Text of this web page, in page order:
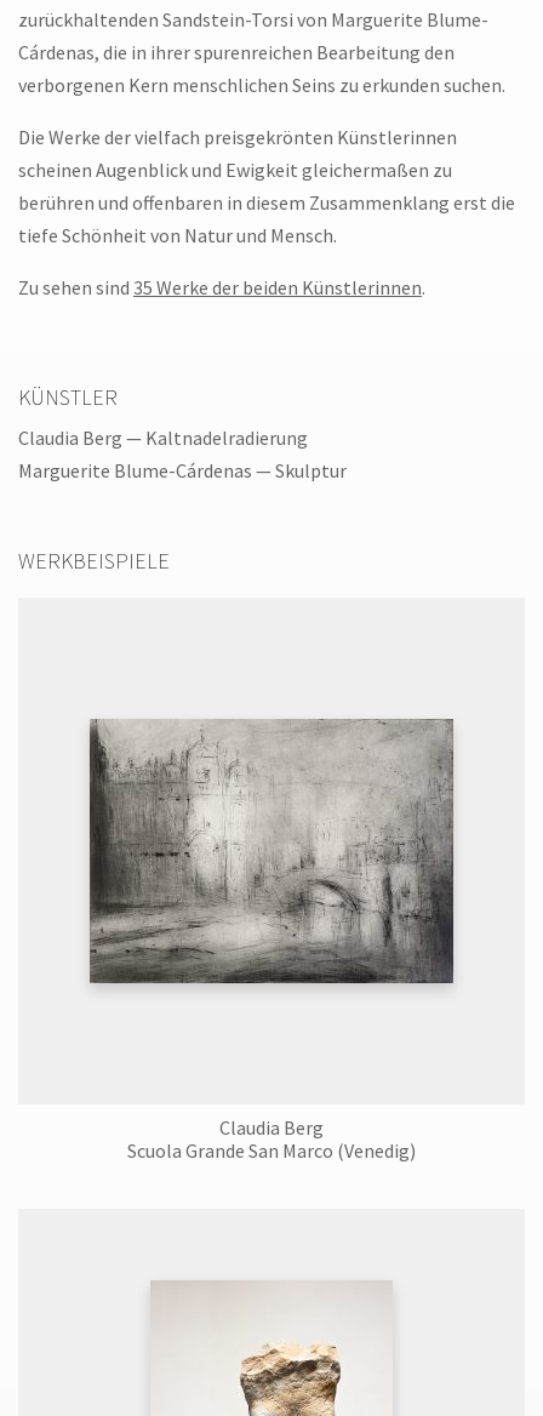
zurückhaltenden Sandstein-Torsi von Marguerite Blume-
Cárdenas, die in ihrer spurenreichen Bearbeitung den
verborgenen Kern menschlichen Seins zu erkunden suchen.
Die Werke der vielfach preisgekrönten Künstlerinnen
scheinen Augenblick und Ewigkeit gleichermaßen zu
berühren und offenbaren in diesem Zusammenklang erst die
tiefe Schönheit von Natur und Mensch.
Zu sehen sind 35 Werke der beiden Künstlerinnen.
KÜNSTLER
Claudia Berg — Kaltnadelradierung
Marguerite Blume-Cárdenas — Skulptur
WERKBEISPIELE
Claudia Berg
Scuola Grande San Marco (Venedig)